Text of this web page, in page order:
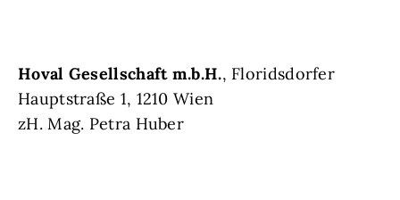
Hoval Gesellschaft m.b.H., Floridsdorfer
Hauptstraße 1, 1210 Wien
zH. Mag. Petra Huber